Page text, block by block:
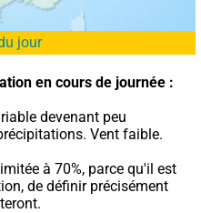
jour
en cours de journée :
Vent faible.
à 70%, parce qu'il est
de définir précisément